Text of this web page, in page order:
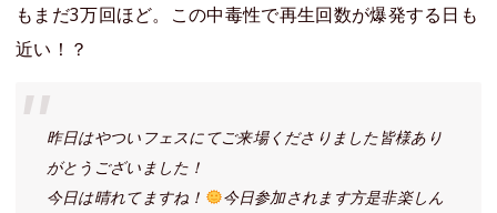
もまだ3万回ほど。この中毒性で再生回数が爆発する日も
近い！？
昨日はやついフェスにてご来場くださりました皆様あり
がとうございました！
今日は晴れてますね！
今日参加されます方是非楽しん